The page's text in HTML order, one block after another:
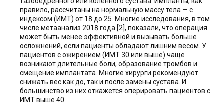
правило, рассчитаны на нормальную массу тела — с
индексом (ИМТ) от 18 до 25. Многие исследования, в том
числе метаанализ 2018 года [2], показали, что операция
может быть менее эффективной и вызывать больше
осложнений, если пациенты обладают лишним весом. У
пациентов с ожирением (ИМТ 30 или выше) чаще
возникают длительные боли, образование тромбов и
смещение имплантата. Многие хирурги рекомендуют
снижать вес как до, так и после замены сустава. И
большинство из них откажется оперировать пациентов с
ИМТ выше 40.